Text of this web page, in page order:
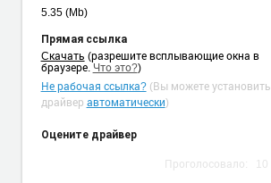
5.35 (Mb)
Прямая ссылка
Cкачать (разрешите всплывающие окна в
браузере. Что это?)
Не рабочая ссылка?(Вы можете установить
драйвер автоматически)
Оцените драйвер
Проголосовало: 10